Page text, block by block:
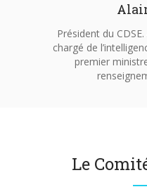
Président du
chargé de
premier
Le